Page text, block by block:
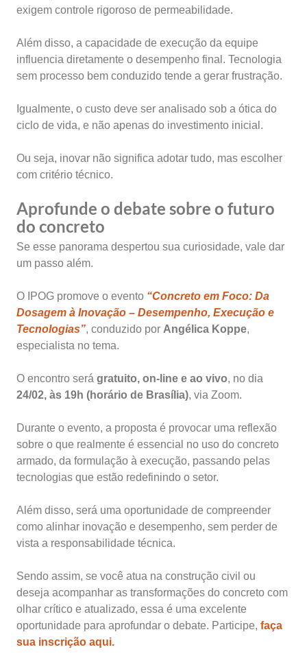
exigem controle rigoroso de permeabilidade.
Além disso, a capacidade de execução da equipe
influencia diretamente o desempenho final. Tecnologia
sem processo bem conduzido tende a gerar frustração.
Igualmente, o custo deve ser analisado sob a ótica do
ciclo de vida, e não apenas do investimento inicial.
Ou seja, inovar não significa adotar tudo, mas escolher
com critério técnico.
Aprofunde o debate sobre o futuro
do concreto
Se esse panorama despertou sua curiosidade, vale dar
um passo além.
O IPOG promove o evento “Concreto em Foco: Da
Dosagem à Inovação – Desempenho, Execução e
Tecnologias”, conduzido por Angélica Koppe,
especialista no tema.
O encontro será gratuito, on-line e ao vivo, no dia
24/02, às 19h (horário de Brasília), via Zoom.
Durante o evento, a proposta é provocar uma reflexão
sobre o que realmente é essencial no uso do concreto
armado, da formulação à execução, passando pelas
tecnologias que estão redefinindo o setor.
Além disso, será uma oportunidade de compreender
como alinhar inovação e desempenho, sem perder de
vista a responsabilidade técnica.
Sendo assim, se você atua na construção civil ou
deseja acompanhar as transformações do concreto com
olhar crítico e atualizado, essa é uma excelente
oportunidade para aprofundar o debate. Participe, faça
sua inscrição aqui.